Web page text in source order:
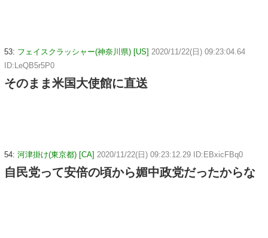
53: フェイスクラッシャー(神奈川県) [US] 2020/11/22(日) 09:23:04.64
ID:LeQB5r5P0
そのまま米国大使館に直送
54: 河津掛け(東京都) [CA] 2020/11/22(日) 09:23:12.29 ID:EBxicFBq0
自民党って安倍の頃から媚中政党だったからな